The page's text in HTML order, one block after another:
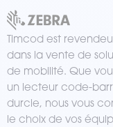
Timcod est
dans la vente de
de mobilité. Que
un lecteur code-
durcie, nous vous
le choix de vos